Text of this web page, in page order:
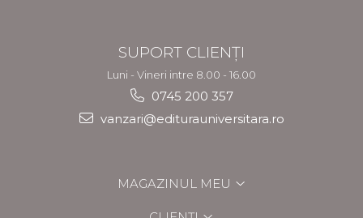
SUPORT CLIENȚI
Luni - Vineri intre 8.00 - 16.00
0745 200 357
vanzari@editurauniversitara.ro
MAGAZINUL MEU